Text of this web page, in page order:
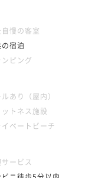
自慢の客室
宿泊
ピング
あり（屋内）
ットネス施設
イベートビーチ
ービス